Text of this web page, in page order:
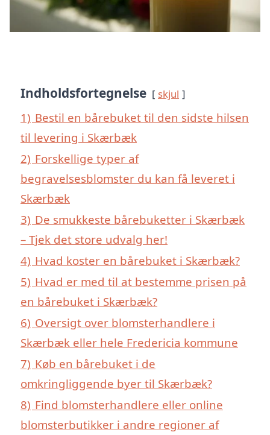
Indholdsfortegnelse skjul
1) Bestil en bårebuket til den sidste hilsen
til levering i Skærbæk
2) Forskellige typer af
begravelsesblomster du kan få leveret i
Skærbæk
3) De smukkeste bårebuketter i Skærbæk
– Tjek det store udvalg her!
4) Hvad koster en bårebuket i Skærbæk?
5) Hvad er med til at bestemme prisen på
en bårebuket i Skærbæk?
6) Oversigt over blomsterhandlere i
Skærbæk eller hele Fredericia kommune
7) Køb en bårebuket i de
omkringliggende byer til Skærbæk?
8) Find blomsterhandlere eller online
blomsterbutikker i andre regioner af